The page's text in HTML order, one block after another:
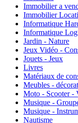
Immobilier a
Immobilier
Informatique
Informatique
Jardin - Nature
Jeux Vidéo -
Jouets - Jeux
Livres
Matériaux de
Meubles -
Moto - Scooter -
Musique -
Musique -
Nautisme